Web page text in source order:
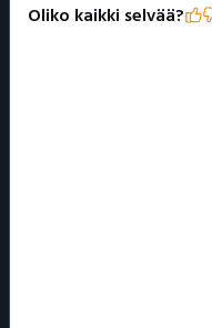
Oliko kaikki selvää?